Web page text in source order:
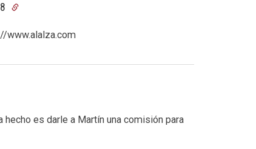
www.alalza.com
es darle a Martín una comisión para